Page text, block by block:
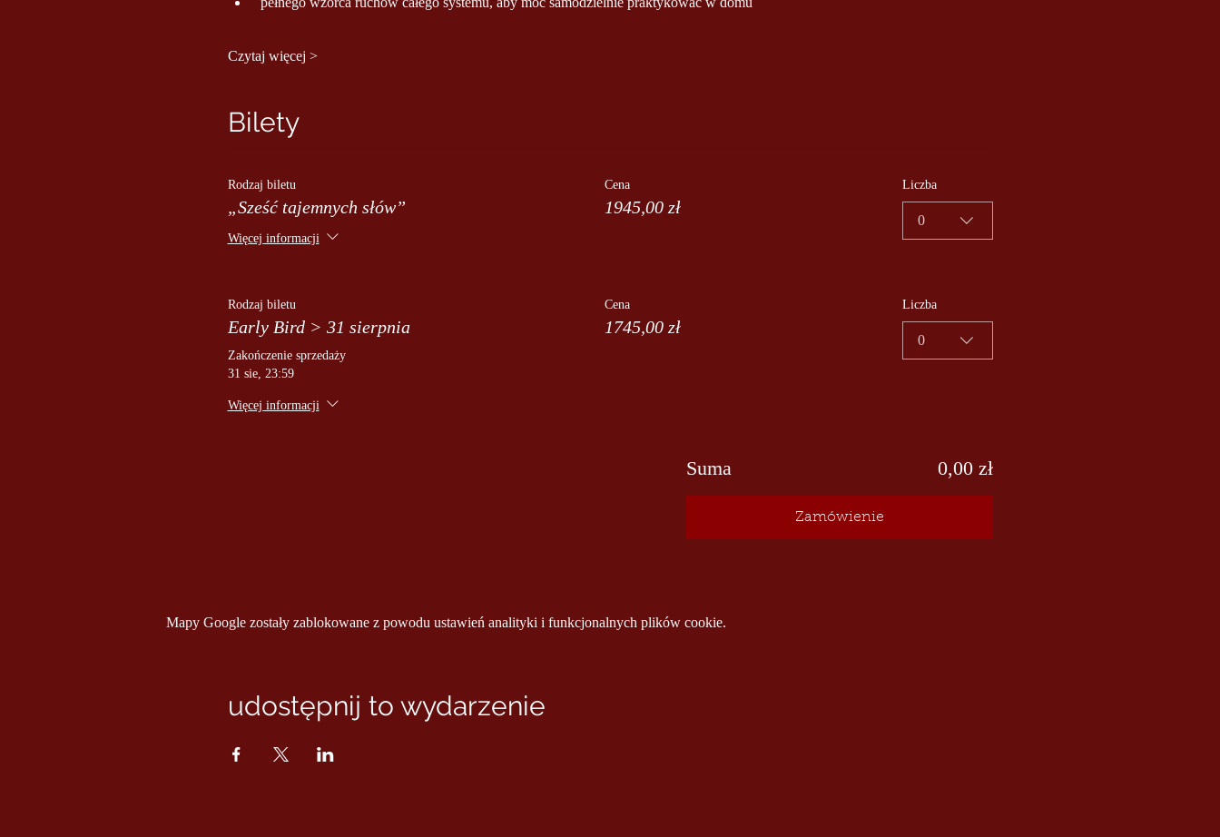
Czytaj więcej >
Bilety
Rodzaj biletu
„Sześć tajemnych słów”
Więcej informacji
Cena
1945,00 zł
Liczba
0
Rodzaj biletu
Early Bird > 31 sierpnia
Zakończenie sprzedaży
31 sie, 23:59
Więcej informacji
Cena
1745,00 zł
Liczba
0
Suma 0,00 zł
Zamówienie
Mapy Google zostały zablokowane z powodu ustawień analityki i funkcjonalnych plików cookie.
udostępnij to wydarzenie